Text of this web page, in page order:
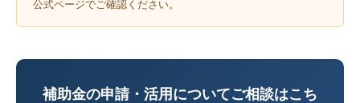
公式ページでご確認ください。
補助金の申請・活用についてご相談はこち